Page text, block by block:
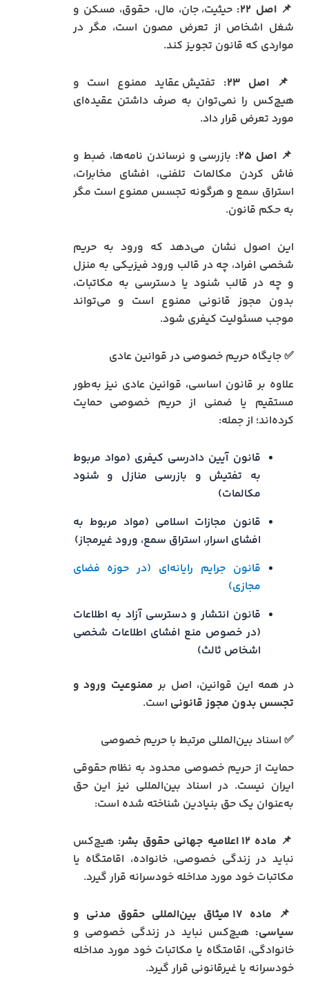
📌اصل ۲۲:
حیثیت، جان، مال، حقوق، مسکن و
شغل اشخاص از تعرض مصون است، مگر در
مواردی که قانون تجویز کند.
📌 اصل ۲۳:
تفتیش عقاید ممنوع است و
هیچ‌کس را نمی‌توان به صرف داشتن عقیده‌ای
مورد تعرض قرار داد.
📌 اصل ۲۵:
بازرسی و نرساندن نامه‌ها، ضبط و
فاش کردن مکالمات تلفنی، افشای مخابرات،
استراق سمع و هرگونه تجسس ممنوع است مگر
به حکم قانون.
این اصول نشان می‌دهد که ورود به حریم
شخصی افراد، چه در قالب ورود فیزیکی به منزل
و چه در قالب شنود یا دسترسی به مکاتبات،
بدون مجوز قانونی ممنوع است و می‌تواند
موجب مسئولیت کیفری شود.
✅ جایگاه حریم خصوصی در قوانین عادی
علاوه بر قانون اساسی، قوانین عادی نیز به‌طور
مستقیم یا ضمنی از حریم خصوصی حمایت
کرده‌اند؛ از جمله:
قانون آیین دادرسی کیفری (مواد مربوط
به تفتیش و بازرسی منازل و شنود
مکالمات)
قانون مجازات اسلامی (مواد مربوط به
افشای اسرار، استراق سمع، ورود غیرمجاز)
قانون جرایم رایانه‌ای (در حوزه فضای
مجازی)
قانون انتشار و دسترسی آزاد به اطلاعات
(در خصوص منع افشای اطلاعات شخصی
اشخاص ثالث)
در همه این قوانین، اصل بر ممنوعیت ورود و
تجسس بدون مجوز قانونی است.
✅ اسناد بین‌المللی مرتبط با حریم خصوصی
حمایت از حریم خصوصی محدود به نظام حقوقی
ایران نیست. در اسناد بین‌المللی نیز این حق
به‌عنوان یک حق بنیادین شناخته شده است:
📌 ماده ۱۲ اعلامیه جهانی حقوق بشر:
هیچ‌کس
نباید در زندگی خصوصی، خانواده، اقامتگاه یا
مکاتبات خود مورد مداخله خودسرانه قرار گیرد.
📌
ماده ۱۷ میثاق بین‌المللی حقوق مدنی و
سیاسی: هیچ‌کس نباید در زندگی خصوصی و
خانوادگی، اقامتگاه یا مکاتبات خود مورد مداخله
خودسرانه یا غیرقانونی قرار گیرد.